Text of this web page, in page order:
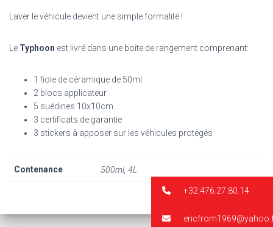
Laver le véhicule devient une simple formalité !
Le Typhoon est livré dans une boite de rangement comprenant:
1 fiole de céramique de 50ml
2 blocs applicateur
5 suédines 10x10cm
3 certificats de garantie
3 stickers à apposer sur les véhicules protégés
Contenance 500ml, 4L
+32.476.27.80.14